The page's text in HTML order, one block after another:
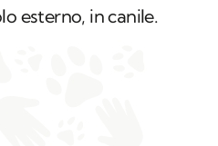
esterno, in canile.